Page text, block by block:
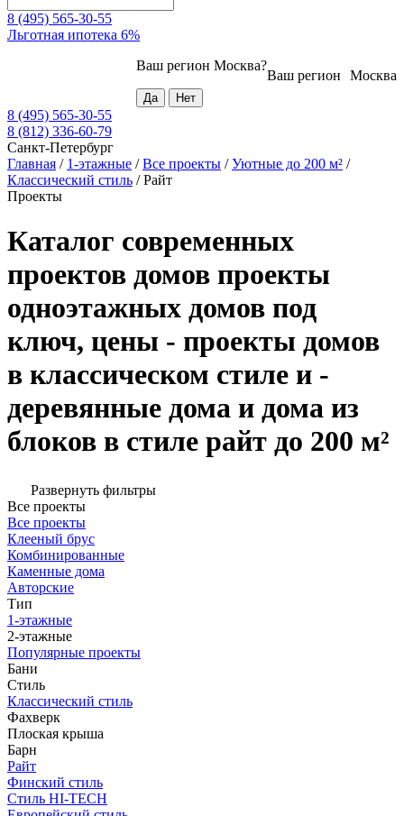
8 (495) 565-30-55
Льготная ипотека 6%
Москва
Ваш регион
Ваш регион Москва?
8 (495) 565-30-55
8 (812) 336-60-79
Санкт-Петербург
Главная / 1-этажные /Все проекты /Уютные до 200 м² /
Классический стиль /Райт
Проекты
Каталог современных
проектов домов проекты
одноэтажных домов под
ключ, цены - проекты домов
в классическом стиле и -
деревянные дома и дома из
блоков в стиле райт до 200 м²
Развернуть фильтры
Все проекты
Все проекты
Клееный брус
Комбинированные
Каменные дома
Авторские
Тип
1-этажные
2-этажные
Популярные проекты
Бани
Стиль
Классический стиль
Фахверк
Плоская крыша
Барн
Райт
Финский стиль
Стиль HI-TECH